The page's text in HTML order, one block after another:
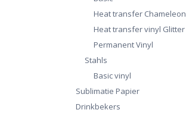
Heat transfer Chameleon
Heat transfer vinyl Glitter
Permanent Vinyl
Stahls
Basic vinyl
Sublimatie Papier
Drinkbekers